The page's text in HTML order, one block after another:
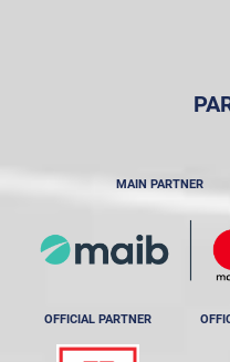
MAIN PARTNER
OFFICIAL PARTNER